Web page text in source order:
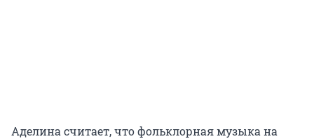
Аделина считает, что фольклорная музыка на